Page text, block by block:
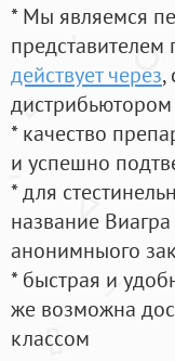
* Мы являемся
действует через,
дистрибьютором
* качество
и успешно
* для
название
анонимныого
* быстрая и
же возможна
классом